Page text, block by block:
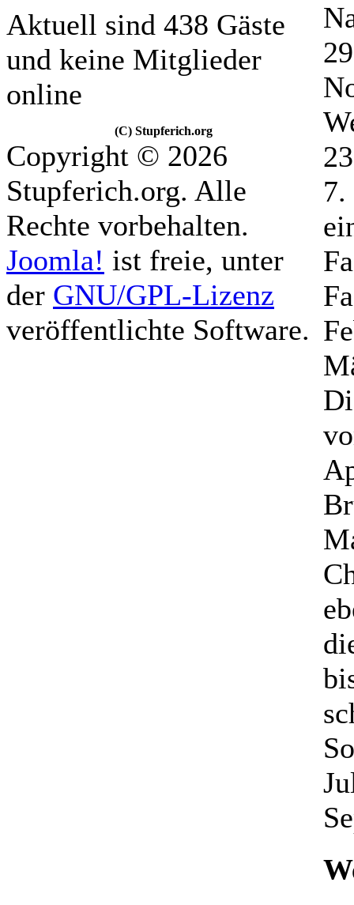
Aktuell sind 438 Gäste
und keine Mitglieder
online
(C) Stupferich.org
Copyright © 2026
Stupferich.org. Alle
Rechte vorbehalten.
Joomla! ist freie, unter
der GNU/GPL-Lizenz
veröffentlichte Software.
7.